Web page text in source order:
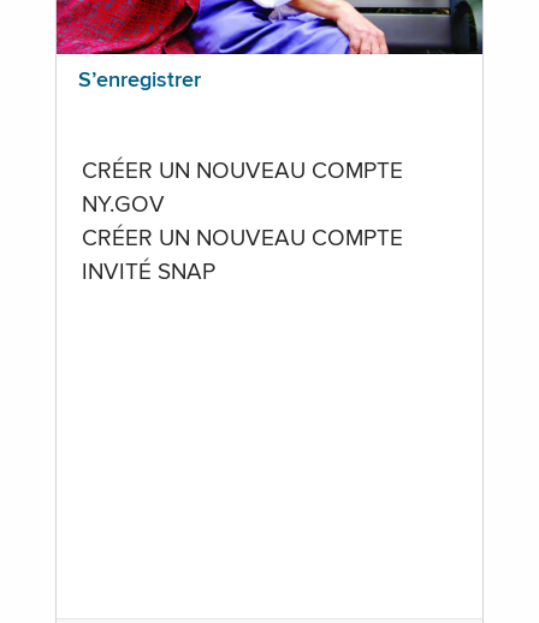
S’enregistrer
CRÉER UN NOUVEAU COMPTE
NY.GOV
CRÉER UN NOUVEAU COMPTE
INVITÉ SNAP